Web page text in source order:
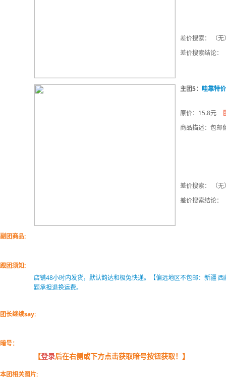
差价搜索： （无
差价搜索结论：
主团5： 哇靠特
原价：15.8元
商品描述：包邮
差价搜索： （无
差价搜索结论：
副团商品:
跟团须知:
店铺48小时内发货，默认韵达和极兔快递。【偏远地区不包邮：新疆
题承担退换运费。
团长继续say:
暗号：
【登录后在右侧或下方点击获取暗号按钮获取！】
本团相关图片: